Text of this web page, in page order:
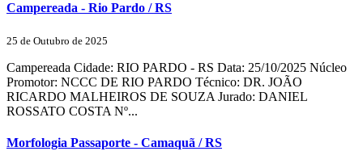
Campereada - Rio Pardo / RS
25 de Outubro de 2025
Campereada Cidade: RIO PARDO - RS Data: 25/10/2025 Núcleo
Promotor: NCCC DE RIO PARDO Técnico: DR. JOÃO
RICARDO MALHEIROS DE SOUZA Jurado: DANIEL
ROSSATO COSTA Nº...
Morfologia Passaporte - Camaquã / RS